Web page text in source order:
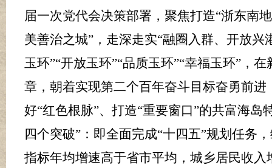
届一次党代会决策部署，聚焦打造“浙东南
美善治之城”，走深走实“融圈入群、开放兴
玉环”“开放玉环”“品质玉环”“幸福玉环”，
章，朝着实现第二个百年奋斗目标奋勇前进
好“红色根脉”、打造“重要窗口”的共富海岛
四个突破”：即全面完成“十四五”规划任务
指标年均增速高于省市平均，城乡居民收